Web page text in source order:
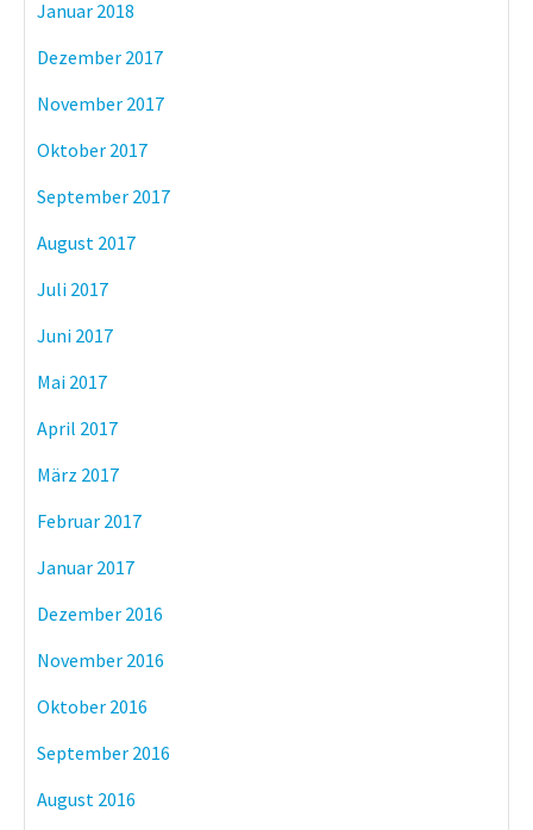
Januar 2018
Dezember 2017
November 2017
Oktober 2017
September 2017
August 2017
Juli 2017
Juni 2017
Mai 2017
April 2017
März 2017
Februar 2017
Januar 2017
Dezember 2016
November 2016
Oktober 2016
September 2016
August 2016